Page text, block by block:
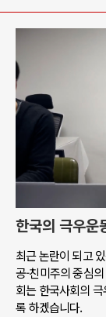
한국의 극우운
최근 논란이 되고
공-친미주의 중심
회는 한국사회의
록 하겠습니다.